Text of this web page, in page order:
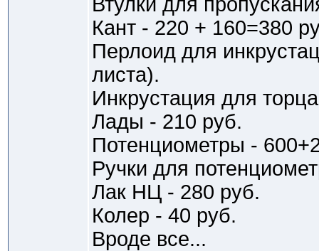
Кант - 220 + 160=380
Перлоид для
листа).
Инкрустация для
Лады - 210 руб.
Потенциометры -
Ручки для
Лак НЦ - 280 руб.
Колер - 40 руб.
Вроде все...